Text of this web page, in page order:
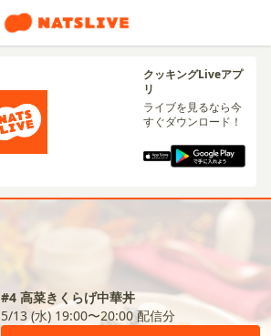
クッキングLiveアプ
リ
ライブを見るなら今
すぐダウンロード！
#4 高菜きくらげ中華丼
5/13 (水) 19:00〜20:00配信分